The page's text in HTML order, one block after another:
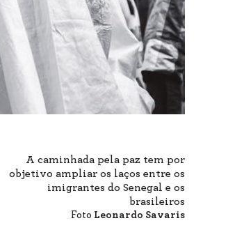
A caminhada pela paz tem por
objetivo ampliar os laços entre os
imigrantes do Senegal e os
brasileiros
Foto Leonardo Savaris